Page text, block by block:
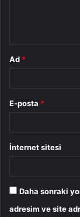
Ad *
E-posta *
İnternet sitesi
Daha sonraki
adresim ve site